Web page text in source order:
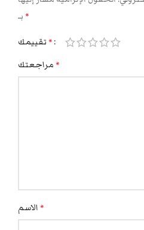
*
*
*
*